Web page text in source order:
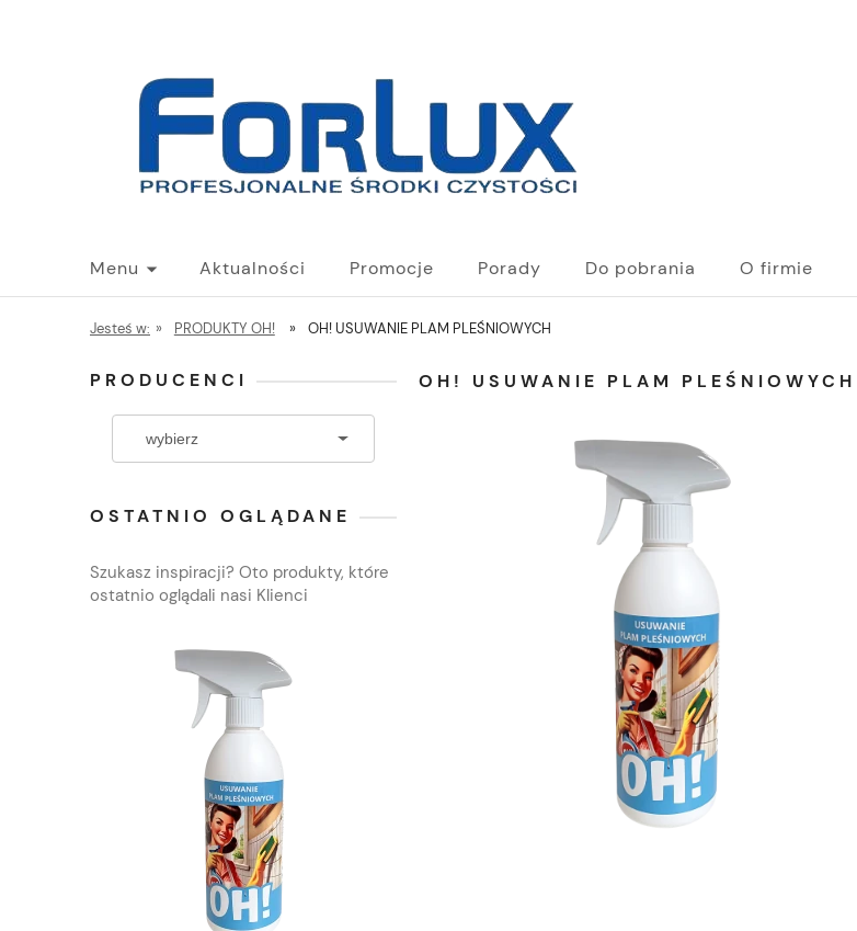
Menu Aktualności Promocje Porady Do pobrania O firmie
Jesteś w: » PRODUKTY OH! » OH! USUWANIE PLAM PLEŚNIOWYCH
PRODUCENCI
OSTATNIO OGLĄDANE
Szukasz inspiracji? Oto produkty, które
ostatnio oglądali nasi Klienci
OH! USUWANIE PLAM PLEŚNIOWYCH